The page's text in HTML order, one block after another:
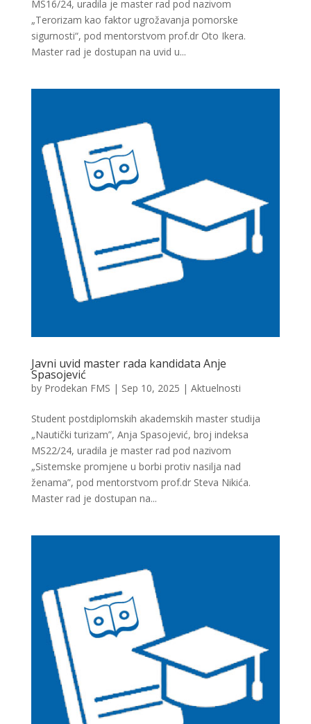
MS16/24, uradila je master rad pod nazivom
„Terorizam kao faktor ugrožavanja pomorske
sigurnosti“, pod mentorstvom prof.dr Oto Ikera.
Master rad je dostupan na uvid u...
Javni uvid master rada kandidata Anje
Spasojević
by Prodekan FMS | Sep 10, 2025 | Aktuelnosti
Student postdiplomskih akademskih master studija
„Nautički turizam”, Anja Spasojević, broj indeksa
MS22/24, uradila je master rad pod nazivom
„Sistemske promjene u borbi protiv nasilja nad
ženama”, pod mentorstvom prof.dr Steva Nikića.
Master rad je dostupan na...